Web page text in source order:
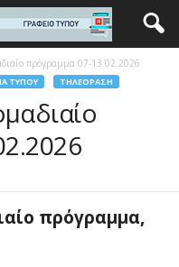
πρόγραμμα 07-13.02.2026
ΤΎΠΟΥ ΤΗΛΕΌΡΑΣΗ
πρόγραμμα,